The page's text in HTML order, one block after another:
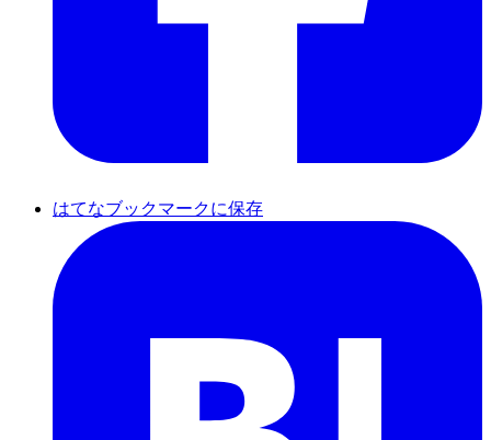
はてなブックマークに保存